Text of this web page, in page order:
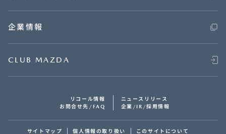
企業情報
CLUB MAZDA
リコール情報
ニュースリリース
お問合せ先/FAQ
企業/IR/採用情報
サイトマップ 個人情報の取り扱い このサイトについて